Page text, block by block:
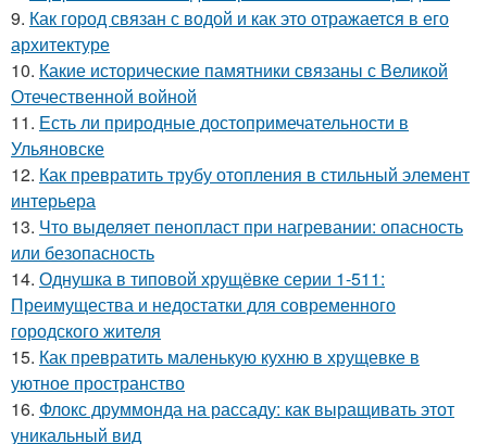
9. Как город связан с водой и как это отражается в его
архитектуре
10. Какие исторические памятники связаны с Великой
Отечественной войной
11. Есть ли природные достопримечательности в
Ульяновске
12. Как превратить трубу отопления в стильный элемент
интерьера
13. Что выделяет пенопласт при нагревании: опасность
или безопасность
14. Однушка в типовой хрущёвке серии 1-511:
Преимущества и недостатки для современного
городского жителя
15. Как превратить маленькую кухню в хрущевке в
уютное пространство
16. Флокс друммонда на рассаду: как выращивать этот
уникальный вид